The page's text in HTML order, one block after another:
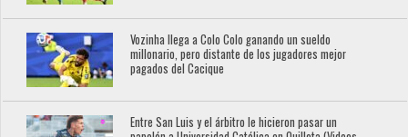
Vozinha llega a Colo Colo ganando un sueldo
millonario, pero distante de los jugadores mejor
pagados del Cacique
Entre San Luis y el árbitro le hicieron pasar un